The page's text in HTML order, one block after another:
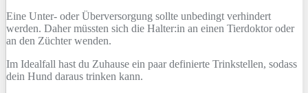
Eine Unter- oder Überversorgung sollte unbedingt verhindert
werden. Daher müssten sich die Halter:in an einen Tierdoktor oder
an den Züchter wenden.
Im Idealfall hast du Zuhause ein paar definierte Trinkstellen, sodass
dein Hund daraus trinken kann.